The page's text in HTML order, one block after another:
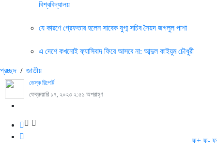
বিশ্ববিদ্যালয়
যে কারণে গ্রেফতার হলেন সাবেক যুগ্ম সচিব সৈয়দ জগলুল পাশা
এ দেশে কখনোই ফ্যাসিবাদ ফিরে আসবে না: আব্দুল কাইয়ুম চৌধুরী
প্রচ্ছদ / জাতীয়
ডেস্ক রিপোর্ট
ফেব্রুয়ারি ১৭, ২০২৩ ২:৫১ অপরাহ্ণ
ফ+ ফ- ফ